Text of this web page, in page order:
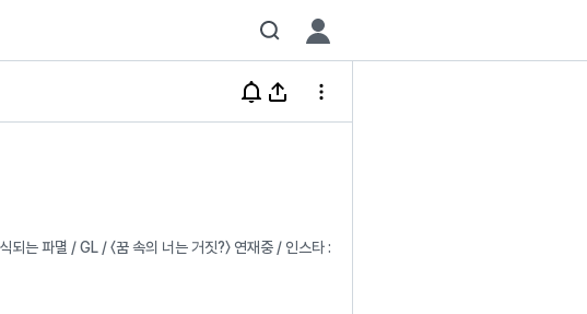
는 파멸 / GL / 〈꿈 속의 너는 거짓?〉 연재중 / 인스타 :